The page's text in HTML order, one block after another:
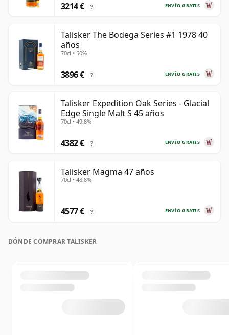
ENVÍO GRATIS
3214 € ?
Talisker The Bodega Series #1 1978 40
años
70cl • 50%
ENVÍO GRATIS
3896 € ?
Talisker Expedition Oak Series - Glacial
Edge Single Malt S 45 años
70cl • 49.8%
ENVÍO GRATIS
4382 € ?
Talisker Magma 47 años
70cl • 48.8%
ENVÍO GRATIS
4577 € ?
DÓNDE COMPRAR TALISKER